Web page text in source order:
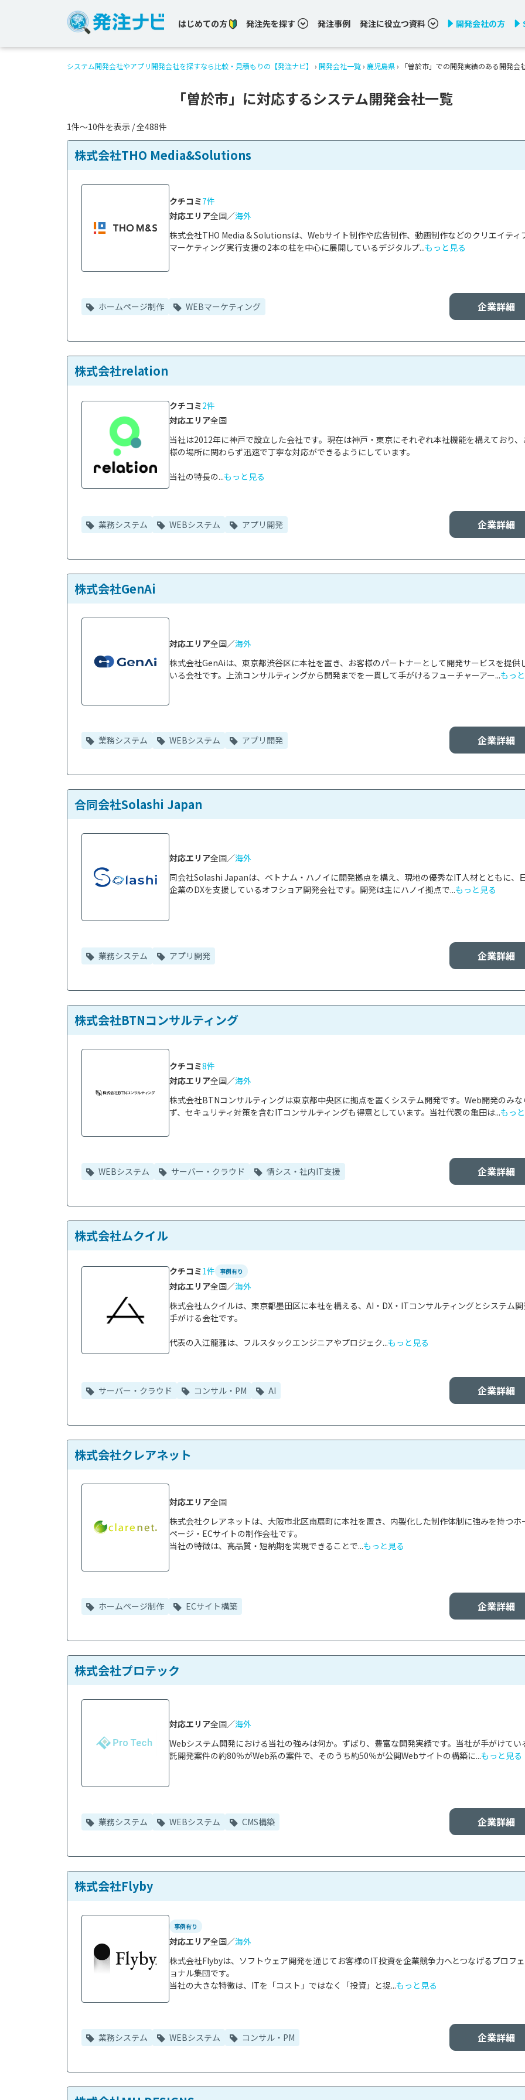
はじめての方 発注先を探す 発注事例 発注に役立つ資料 開発会社の方
システム開発会社やアプリ開発会社を探すなら比較・見積もりの【発注ナビ】 › 開発会社一覧 › 鹿児島県 › 「曽於市」での開発実績のある開発会
「曽於市」に対応するシステム開発会社一覧
1件〜10件を表示 / 全488件
株式会社THO Media&Solutions
株式会社THO Media & Solutionsは、Webサイト制作や広告制作、動画制作などのクリエイティ
マーケティング実行支援の2本の柱を中心に展開しているデジタルプ...もっと見る
クチコミ7件
対応エリア全国／海外
企業詳細
ホームページ制作 WEBマーケティング
株式会社relation
当社は2012年に神戸で設立した会社です。現在は神戸・東京にそれぞれ本社機能を構えており、
様の場所に関わらず迅速で丁寧な対応ができるようにしています。
当社の特長の...もっと見る
クチコミ2件
対応エリア全国
企業詳細
業務システム WEBシステム アプリ開発
株式会社GenAi
株式会社GenAiは、東京都渋谷区に本社を置き、お客様のパートナーとして開発サービスを提供
いる会社です。上流コンサルティングから開発までを一貫して手がけるフューチャーアー...もっ
対応エリア全国／海外
企業詳細
業務システム WEBシステム アプリ開発
合同会社Solashi Japan
同会社Solashi Japanは、ベトナム・ハノイに開発拠点を構え、現地の優秀なIT人材とともに、
企業のDXを支援しているオフショア開発会社です。開発は主にハノイ拠点で...もっと見る
対応エリア全国／海外
企業詳細
業務システム アプリ開発
株式会社BTNコンサルティング
株式会社BTNコンサルティングは東京都中央区に拠点を置くシステム開発です。Web開発のみな
ず、セキュリティ対策を含むITコンサルティングも得意としています。当社代表の亀田は...もっ
クチコミ8件
対応エリア全国／海外
企業詳細
WEBシステム サーバー・クラウド 情シス・社内IT支援
株式会社ムクイル
株式会社ムクイルは、東京都墨田区に本社を構える、AI・DX・ITコンサルティングとシステム
手がける会社です。
代表の入江龍雅は、フルスタックエンジニアやプロジェク...もっと見る
クチコミ1件 事例有り
対応エリア全国／海外
企業詳細
サーバー・クラウド コンサル・PM AI
株式会社クレアネット
株式会社クレアネットは、大阪市北区南扇町に本社を置き、内製化した制作体制に強みを持つホ
ページ・ECサイトの制作会社です。
当社の特徴は、高品質・短納期を実現できることで...もっと見る
対応エリア全国
企業詳細
ホームページ制作 ECサイト構築
株式会社プロテック
Webシステム開発における当社の強みは何か。ずばり、豊富な開発実績です。当社が手がけてい
託開発案件の約80％がWeb系の案件で、そのうち約50％が公開Webサイトの構築に...もっと見る
対応エリア全国／海外
企業詳細
業務システム WEBシステム CMS構築
株式会社Flyby
株式会社Flybyは、ソフトウェア開発を通じてお客様のIT投資を企業競争力へとつなげるプロフ
ョナル集団です。
当社の大きな特徴は、ITを「コスト」ではなく「投資」と捉...もっと見る
事例有り
対応エリア全国／海外
企業詳細
業務システム WEBシステム コンサル・PM